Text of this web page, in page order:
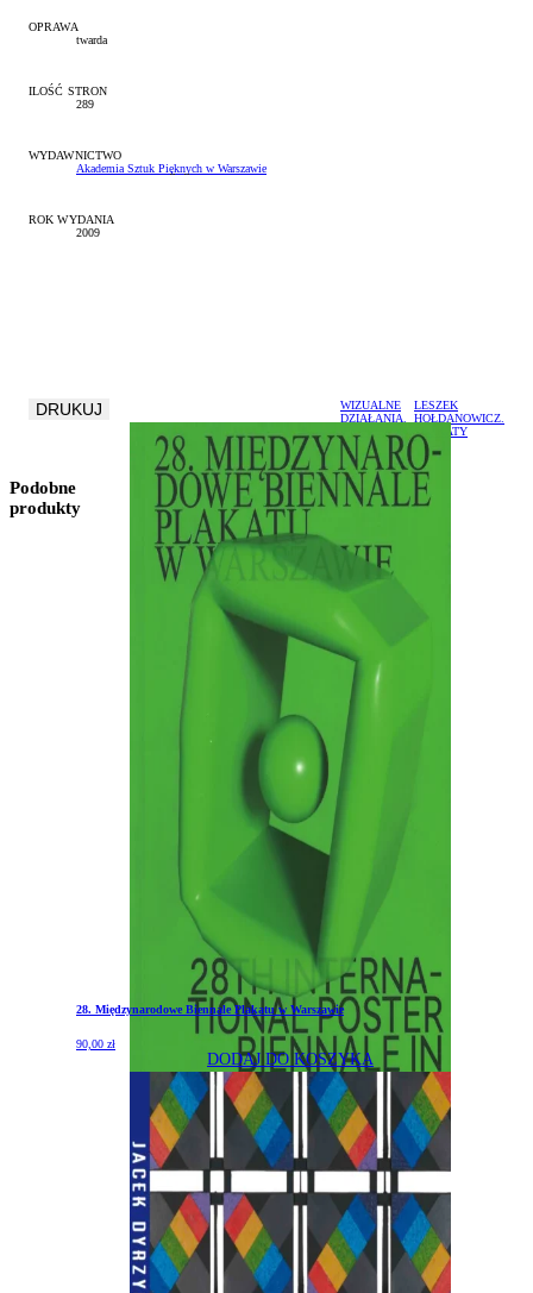
OPRAWA
twarda
ILOŚĆ STRON
289
WYDAWNICTWO
Akademia Sztuk Pięknych w Warszawie
ROK WYDANIA
2009
DRUKUJ
WIZUALNE
DZIAŁANIA.
–
DYDAKTYKA
LESZEK
HOŁDANOWICZ.
PLAKATY
Podobne
produkty
28. Międzynarodowe Biennale Plakatu w Warszawie
90,00 zł
DODAJ DO KOSZYKA